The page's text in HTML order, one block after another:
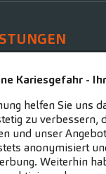
Kariesgefahr -
helfen Sie uns
zu verbessern,
und unser
anonymisiert
Weiterhin